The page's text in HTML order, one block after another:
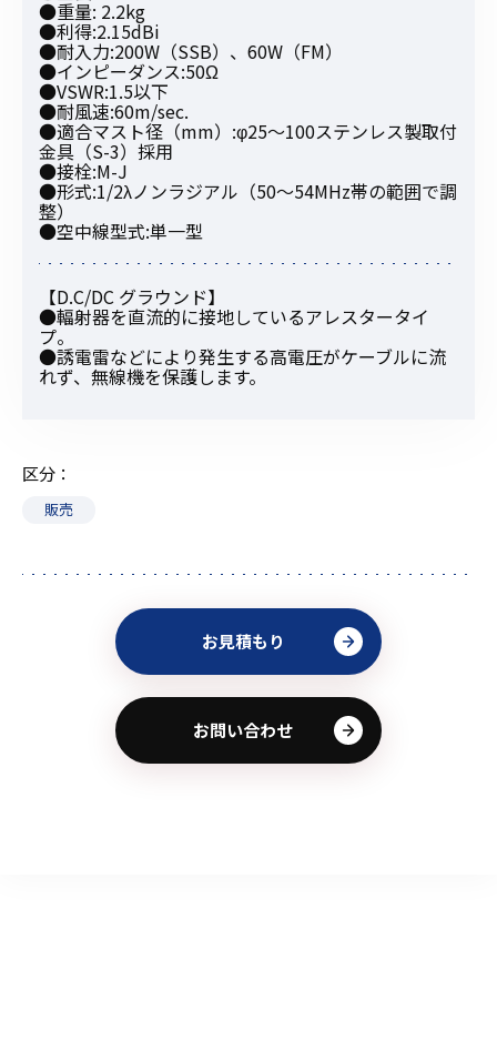
●重量: 2.2kg
●利得:2.15dBi
●耐入力:200W（SSB）、60W（FM）
●インピーダンス:50Ω
●VSWR:1.5以下
●耐風速:60m/sec.
●適合マスト径（mm）:φ25〜100ステンレス製取付
金具（S-3）採用
●接栓:M-J
●形式:1/2λノンラジアル（50〜54MHz帯の範囲で調
整）
●空中線型式:単一型
【D.C/DC グラウンド】
●輻射器を直流的に接地しているアレスタータイ
プ。
●誘電雷などにより発生する高電圧がケーブルに流
れず、無線機を保護します。
区分
販売
お見積もり
お問い合わせ